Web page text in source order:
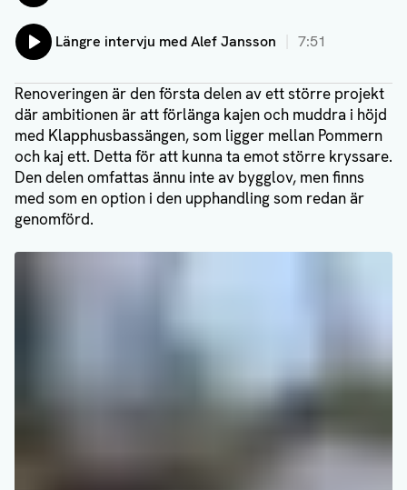
Lyssna på:
Längre intervju med Alef Jansson 7:51
Renoveringen är den första delen av ett större projekt
där ambitionen är att förlänga kajen och muddra i höjd
med Klapphusbassängen, som ligger mellan Pommern
och kaj ett. Detta för att kunna ta emot större kryssare.
Den delen omfattas ännu inte av bygglov, men finns
med som en option i den upphandling som redan är
genomförd.